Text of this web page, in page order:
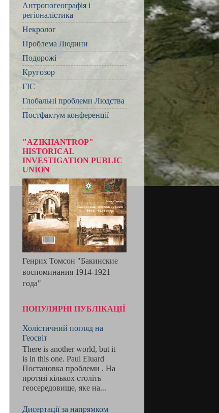
Антропогеографія і
регіоналістика
Некролог
Проблема Людини
Подорожі
Кругозор
ГІС
Глобальні проблеми Людства
Постфактум конференції
"AZIKHANTROP"
HISTORICAL
INVESTIGATION PUBLIC
UNION
Генрих Томсон "Бакинские
воспоминания 1914-1921
года"
ПОПУЛЯРНІ ПУБЛІКАЦІЇ
Холістичний погляд на
Геосвіт
There is another world, but it
is in this one. Paul Eluard
Постановка проблеми . На
протязі кількох століть
геосередовище, яке на...
Дисертації за напрямком